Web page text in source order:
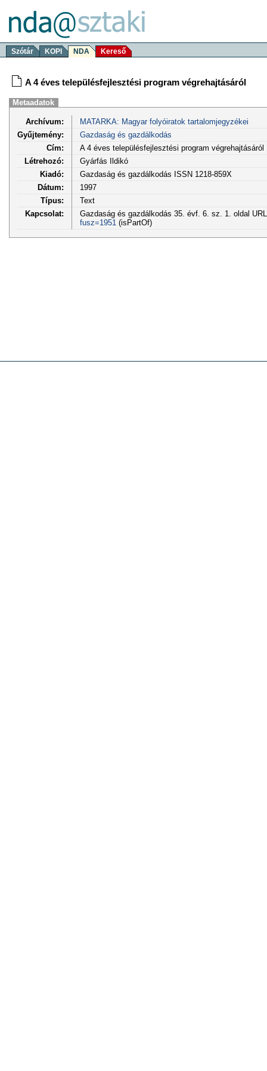
Szótár KOPI NDA Kereső
A 4 éves településfejlesztési program végrehajtásáról
Metaadatok
Archívum:
MATARKA: Magyar folyóiratok tartalomjegyzékei
Gyűjtemény:
Gazdaság és gazdálkodás
Cím:
A 4 éves településfejlesztési program végrehajtásáról
Létrehozó:
Gyárfás Ildikó
Kiadó:
Gazdaság és gazdálkodás ISSN 1218-859X
Dátum:
1997
Típus:
Text
Kapcsolat:
Gazdaság és gazdálkodás 35. évf. 6. sz. 1. oldal
fusz=1951 (isPartOf)